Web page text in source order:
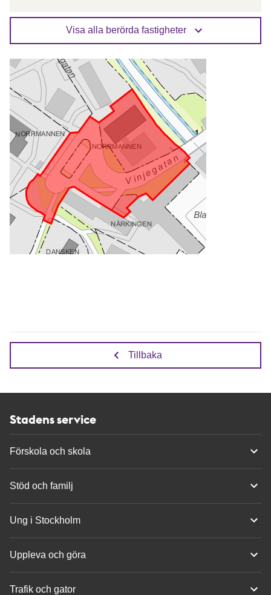
Visa alla berörda fastigheter
Tillbaka
Stadens service
Förskola och skola
Stöd och familj
Ung i Stockholm
Uppleva och göra
Trafik och gator